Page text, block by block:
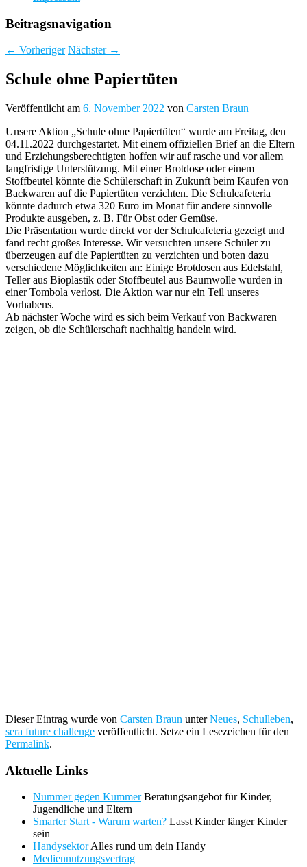
Beitragsnavigation
← Vorheriger Nächster →
Schule ohne Papiertüten
Veröffentlicht am 6. November 2022 von Carsten Braun
Unsere Aktion „Schule ohne Papiertüten“ wurde am Freitag, den
04.11.2022 durchgestartet. Mit einem offiziellen Brief an die Eltern
und Erziehungsberechtigten hoffen wir auf rasche und vor allem
langfristige Unterstützung. Mit einer Brotdose oder einem
Stoffbeutel könnte die Schülerschaft in Zukunft beim Kaufen von
Backwaren auf die Papiertüten verzichten. Die Schulcafeteria
könnte dadurch etwa 320 Euro im Monat für andere sinnvolle
Produkte ausgeben, z. B. Für Obst oder Gemüse.
Die Präsentation wurde direkt vor der Schulcafeteria gezeigt und
fand recht großes Interesse. Wir versuchten unsere Schüler zu
überzeugen auf die Papiertüten zu verzichten und boten dazu
verschiedene Möglichkeiten an: Einige Brotdosen aus Edelstahl,
Teller aus Bioplastik oder Stoffbeutel aus Baumwolle wurden in
einer Tombola verlost. Die Aktion war nur ein Teil unseres
Vorhabens.
Ab nächster Woche wird es sich beim Verkauf von Backwaren
zeigen, ob die Schülerschaft nachhaltig handeln wird.
Dieser Eintrag wurde von Carsten Braun unterNeues, Schulleben,
sera future challenge veröffentlicht. Setze ein Lesezeichen für den
Permalink.
Aktuelle Links
Nummer gegen Kummer Beratungsangebot für Kinder,
Jugendliche und Eltern
Smarter Start - Warum warten? Lasst Kinder länger Kinder
sein
HandysektorAlles rund um dein Handy
Mediennutzungsvertrag